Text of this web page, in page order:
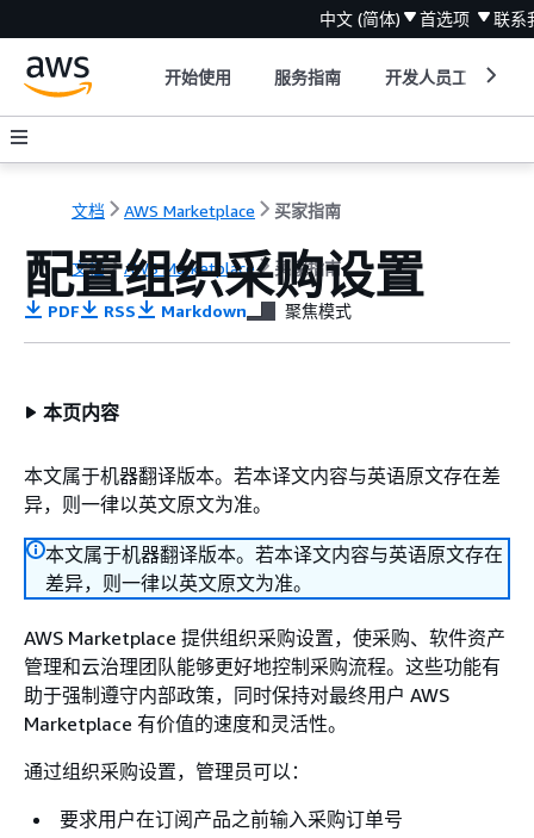
中文 (简体) 首选项 联系
开始使用 服务指南 开发人员工具
文档 AWS Marketplace 买家指南
文档 AWS Marketplace 买家指南
配置组织采购设置
PDF RSS Markdown 聚焦模式
本页内容
本文属于机器翻译版本。若本译文内容与英语原文存在差
异，则一律以英文原文为准。
本文属于机器翻译版本。若本译文内容与英语原文存在
差异，则一律以英文原文为准。
AWS Marketplace 提供组织采购设置，使采购、软件资产
管理和云治理团队能够更好地控制采购流程。这些功能有
助于强制遵守内部政策，同时保持对最终用户 AWS
Marketplace 有价值的速度和灵活性。
通过组织采购设置，管理员可以：
要求用户在订阅产品之前输入采购订单号